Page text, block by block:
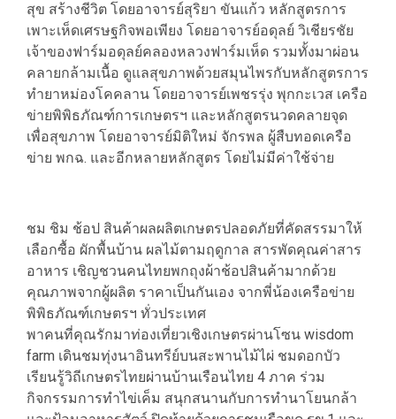
สุข สร้างชีวิต โดยอาจารย์สุริยา ขันแก้ว หลักสูตรการ
เพาะเห็ดเศรษฐกิจพอเพียง โดยอาจารย์อดุลย์ วิเชียรชัย
เจ้าของฟาร์มอดุลย์คลองหลวงฟาร์มเห็ด รวมทั้งมาผ่อน
คลายกล้ามเนื้อ ดูแลสุขภาพด้วยสมุนไพรกับหลักสูตรการ
ทำยาหม่องโคคลาน โดยอาจารย์เพชรรุ่ง พุกกะเวส เครือ
ข่ายพิพิธภัณฑ์การเกษตรฯ และหลักสูตรนวดคลายจุด
เพื่อสุขภาพ โดยอาจารย์มิติใหม่ จักรพล ผู้สืบทอดเครือ
ข่าย พกฉ. และอีกหลายหลักสูตร โดยไม่มีค่าใช้จ่าย
ชม ชิม ช้อป สินค้าผลผลิตเกษตรปลอดภัยที่คัดสรรมาให้
เลือกซื้อ ผักพื้นบ้าน ผลไม้ตามฤดูกาล สารพัดคุณค่าสาร
อาหาร เชิญชวนคนไทยพกถุงผ้าช้อปสินค้ามากด้วย
คุณภาพจากผู้ผลิต ราคาเป็นกันเอง จากพี่น้องเครือข่าย
พิพิธภัณฑ์เกษตรฯ ทั่วประเทศ
พาคนที่คุณรักมาท่องเที่ยวเชิงเกษตรผ่านโซน wisdom
farm เดินชมทุ่งนาอินทรีย์บนสะพานไม้ไผ่ ชมดอกบัว
เรียนรู้วิถีเกษตรไทยผ่านบ้านเรือนไทย 4 ภาค ร่วม
กิจกรรมการทำไข่เค็ม สนุกสนานกับการทำนาโยนกล้า